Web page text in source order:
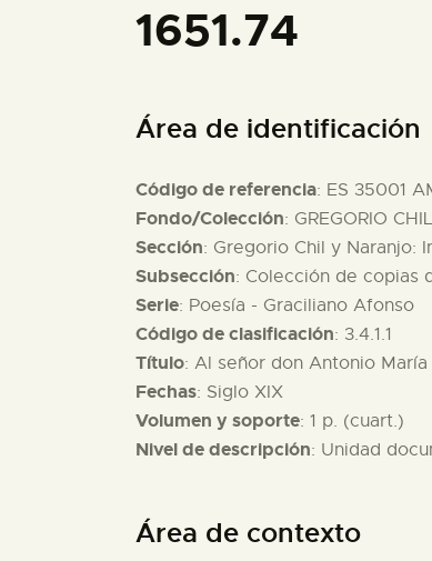
1651.74
Área de identificación
Código de referencia: ES 35001
Fondo/Colección: GREGORIO
Sección: Gregorio Chil y Naranjo:
Subsección: Colección de copias
Serie: Poesía - Graciliano Afonso
Código de clasificación: 3.4.1.1
Título: Al señor don Antonio
Fechas: Siglo XIX
Volumen y soporte: 1 p. (cuart.)
Nivel de descripción: Unidad
Área de contexto